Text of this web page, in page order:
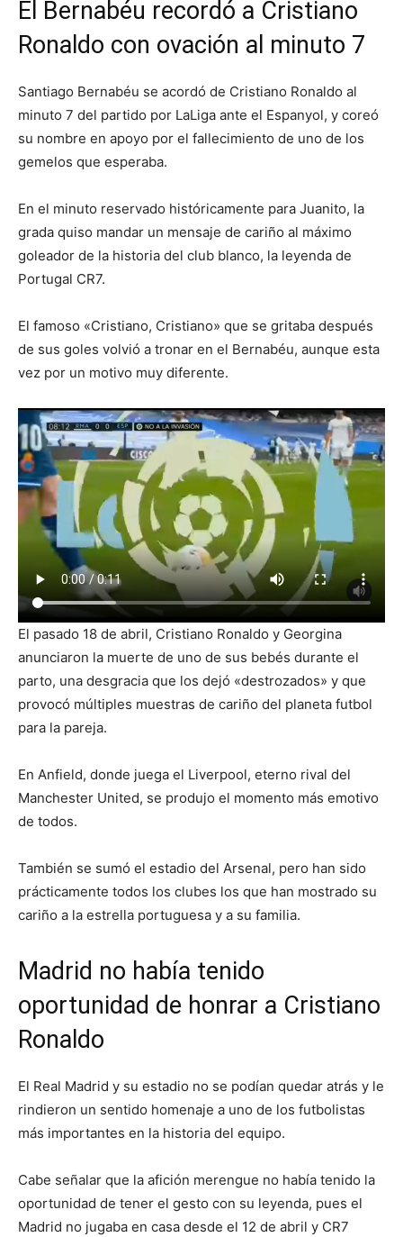
El Bernabéu recordó a Cristiano
Ronaldo con ovación al minuto 7
Santiago Bernabéu se acordó de Cristiano Ronaldo al
minuto 7 del partido por LaLiga ante el Espanyol, y coreó
su nombre en apoyo por el fallecimiento de uno de los
gemelos que esperaba.
En el minuto reservado históricamente para Juanito, la
grada quiso mandar un mensaje de cariño al máximo
goleador de la historia del club blanco, la leyenda de
Portugal CR7.
El famoso «Cristiano, Cristiano» que se gritaba después
de sus goles volvió a tronar en el Bernabéu, aunque esta
vez por un motivo muy diferente.
El pasado 18 de abril, Cristiano Ronaldo y Georgina
anunciaron la muerte de uno de sus bebés durante el
parto, una desgracia que los dejó «destrozados» y que
provocó múltiples muestras de cariño del planeta futbol
para la pareja.
En Anfield, donde juega el Liverpool, eterno rival del
Manchester United, se produjo el momento más emotivo
de todos.
También se sumó el estadio del Arsenal, pero han sido
prácticamente todos los clubes los que han mostrado su
cariño a la estrella portuguesa y a su familia.
Madrid no había tenido
oportunidad de honrar a Cristiano
Ronaldo
El Real Madrid y su estadio no se podían quedar atrás y le
rindieron un sentido homenaje a uno de los futbolistas
más importantes en la historia del equipo.
Cabe señalar que la afición merengue no había tenido la
oportunidad de tener el gesto con su leyenda, pues el
Madrid no jugaba en casa desde el 12 de abril y CR7